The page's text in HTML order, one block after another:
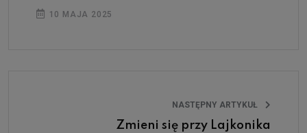
10 MAJA 2025
NASTĘPNY ARTYKUŁ
Zmieni się przy Lajkonika